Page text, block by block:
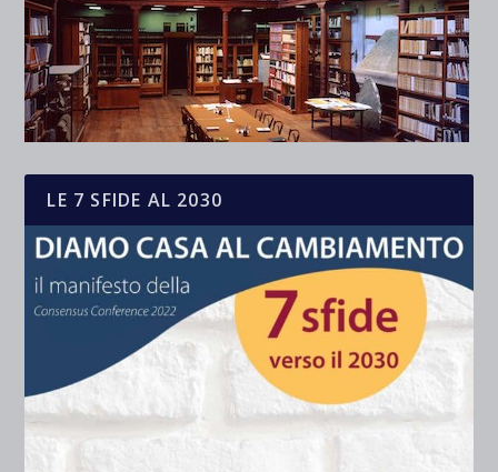
LE 7 SFIDE AL 2030